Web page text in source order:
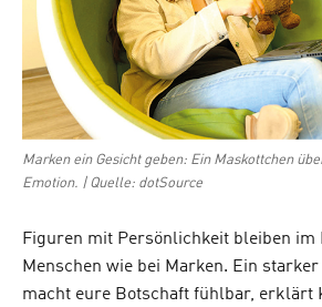
Marken ein Gesicht geben: Ein Maskottchen
Emotion. | Quelle: dotSource
Figuren mit Persönlichkeit bleiben im
Menschen wie bei Marken. Ein
macht eure Botschaft fühlbar, erklärt